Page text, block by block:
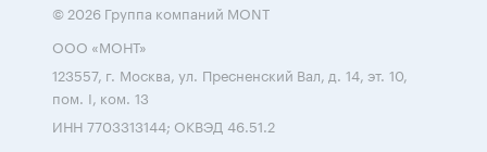
© 2026 Группа компаний MONT
ООО «МОНТ»
123557, г. Москва, ул. Пресненский Вал, д. 14, эт. 10,
пом. I, ком. 13
ИНН 7703313144; ОКВЭД 46.51.2